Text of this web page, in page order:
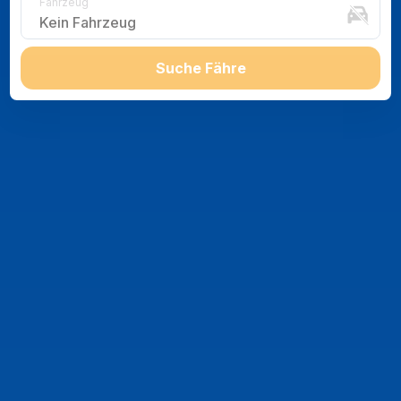
Kein Fahrzeug
Suche Fähre